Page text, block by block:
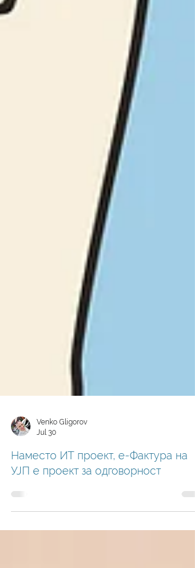
Venko Gligorov
Jul 30
УЈП е проект за одговорност